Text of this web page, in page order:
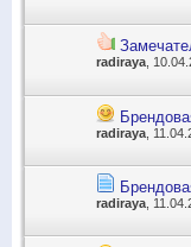
radiraya ,
radiraya ,
radiraya ,